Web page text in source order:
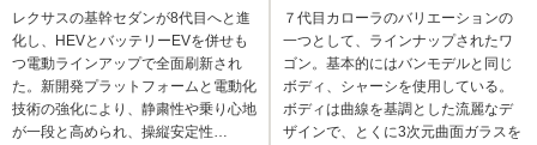
レクサスの基幹セダンが8代目へと進
化し、HEVとバッテリーEVを併せも
つ電動ラインアップで全面刷新され
た。新開発プラットフォームと電動化
技術の強化により、静粛性や乗り心地
が一段と高められ、操縦安定性…
７代目カローラのバリエーションの
一つとして、ラインナップされたワ
ゴン。基本的にはバンモデルと同じ
ボディ、シャーシを使用している。
ボディは曲線を基調とした流麗なデ
ザインで、とくに3次元曲面ガラスを